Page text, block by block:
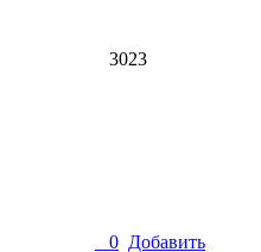
3023
0 Добавить